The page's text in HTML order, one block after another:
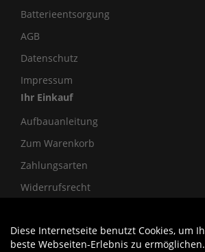
Batterieentsorgung
AGB
Datenschutz
Impressum
Ihr Einkauf
Aufbauanleitung
Zum Warenkorb
Zahlungsarten
Widerrufsrecht
Diese Internetseite benutzt Cookies, um
beste Webseiten-Erlebnis zu